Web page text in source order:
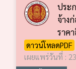
ประ
จ้าง
ราค
ดาวน์โหลดPDF
เผยแพร่วันที่ :